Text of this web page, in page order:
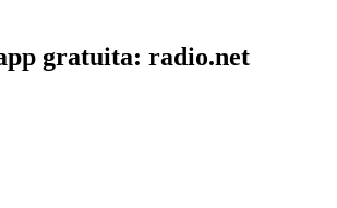
gratuita: radio.net